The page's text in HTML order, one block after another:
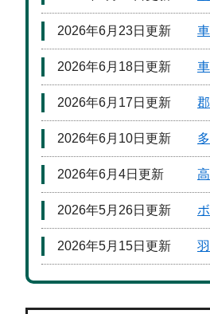
2026年6月23日更新
2026年6月18日更新
2026年6月17日更新
2026年6月10日更新
2026年6月4日更新
2026年5月26日更新
2026年5月15日更新